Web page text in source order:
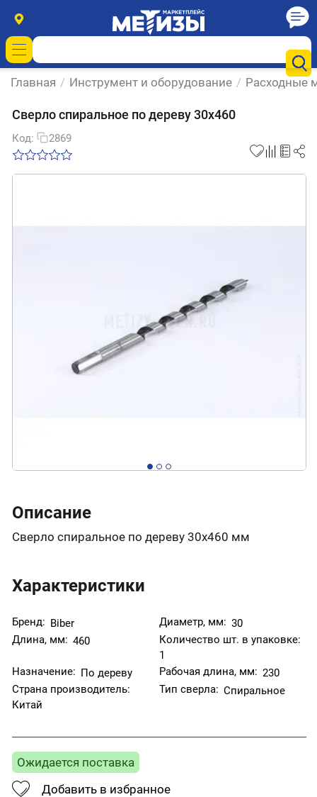
Главная / Инструмент и оборудование / Расходные
Сверло спиральное по дереву 30х460
Код: 2869
Описание
Сверло спиральное по дереву 30х460 мм
Характеристики
Бренд: Biber Диаметр, мм: 30
Длина, мм: 460
Количество шт. в упаковке:
1
Назначение: По дереву Рабочая длина, мм: 230
Страна производитель:
Китай
Тип сверла: Спиральное
Ожидается поставка
Добавить в избранное